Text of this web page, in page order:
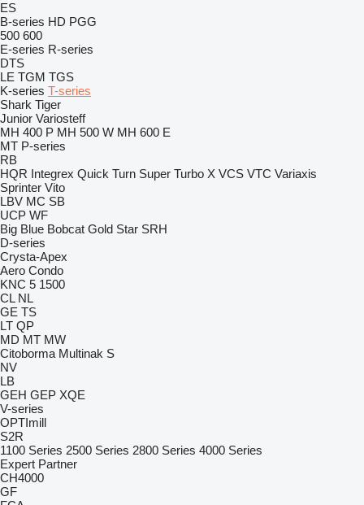
ES
B-series HD PGG
500 600
E-series R-series
DTS
LE TGM TGS
K-series T-series
Shark Tiger
Junior Variosteff
MH 400 P MH 500 W MH 600 E
MT P-series
RB
HQR Integrex Quick Turn Super Turbo X VCS VTC Variaxis
Sprinter Vito
LBV MC SB
UCP WF
Big Blue Bobcat Gold Star SRH
D-series
Crysta-Apex
Aero Condo
KNC 5 1500
CL NL
GE TS
LT QP
MD MT MW
Citoborma Multinak S
NV
LB
GEH GEP XQE
V-series
OPTImill
S2R
1100 Series 2500 Series 2800 Series 4000 Series
Expert Partner
CH4000
GF